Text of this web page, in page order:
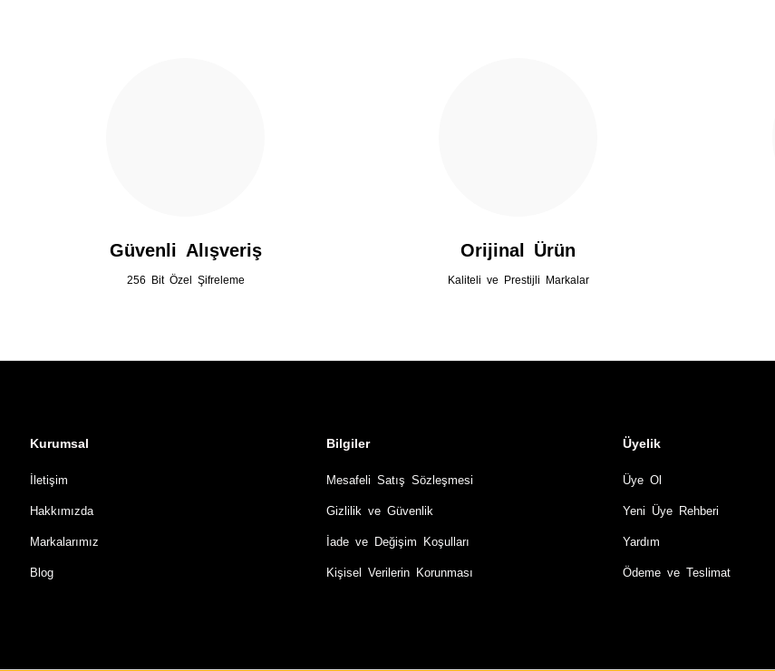
Güvenli Alışveriş
256 Bit Özel Şifreleme
Orijinal Ürün
Kaliteli ve Prestijli Markalar
Kurumsal
İletişim
Hakkımızda
Markalarımız
Blog
Bilgiler
Mesafeli Satış Sözleşmesi
Gizlilik ve Güvenlik
İade ve Değişim Koşulları
Kişisel Verilerin Korunması
Üyelik
Üye Ol
Yeni Üye Rehberi
Yardım
Ödeme ve Teslimat